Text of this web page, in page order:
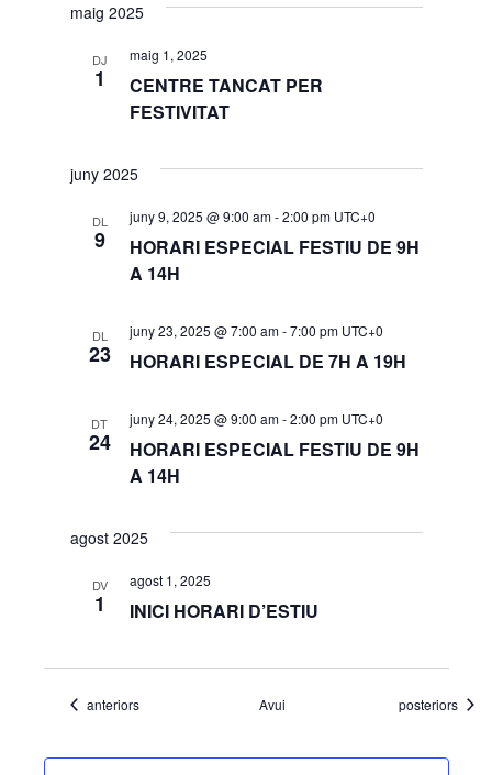
maig 2025
DJ
1
CENTRE TANCAT PER
FESTIVITAT
maig 1, 2025
juny 2025
DL
9
HORARI ESPECIAL FESTIU DE 9H
A 14H
juny 9, 2025 @ 9:00 am-2:00 pm UTC+0
DL
23 HORARI ESPECIAL DE 7H A 19H
juny 23, 2025 @ 7:00 am-7:00 pm UTC+0
DT
24
HORARI ESPECIAL FESTIU DE 9H
A 14H
juny 24, 2025 @ 9:00 am-2:00 pm UTC+0
agost 2025
DV
1 INICI HORARI D’ESTIU
agost 1, 2025
Esdeveniments
anteriors Avui Esdeveniments
posteriors